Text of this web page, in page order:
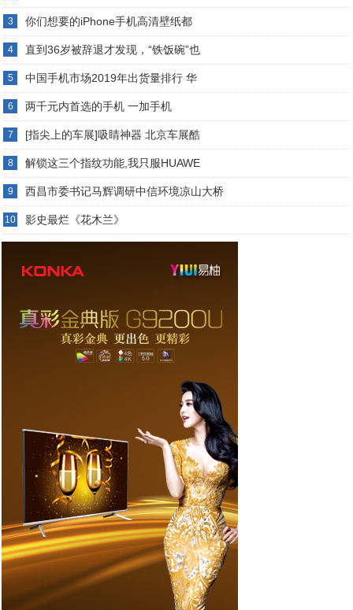
3 你们想要的iPhone手机高清壁纸都
4 直到36岁被辞退才发现，“铁饭碗”也
5 中国手机市场2019年出货量排行 华
6 两千元内首选的手机 一加手机
7 [指尖上的车展]吸睛神器 北京车展酷
8 解锁这三个指纹功能,我只服HUAWE
9 西昌市委书记马辉调研中信环境凉山大桥
10 影史最烂《花木兰》